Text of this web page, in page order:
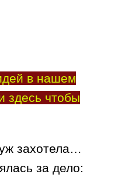
в нашем
здесь чтобы
захотела…
за дело: